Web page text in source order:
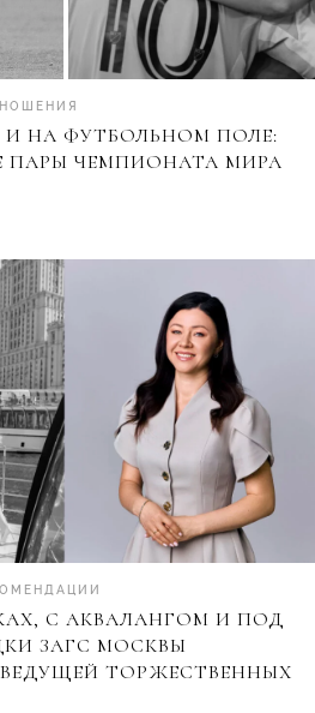
И НА ФУТБОЛЬНОМ ПОЛЕ:
ПАРЫ ЧЕМПИОНАТА МИРА
С АКВАЛАНГОМ И ПОД
ЗАГС МОСКВЫ
ТОРЖЕСТВЕННЫХ